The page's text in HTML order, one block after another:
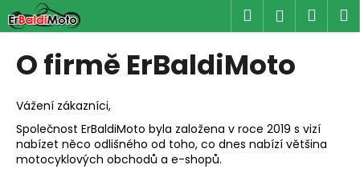
na
obsah
Hledat
O firmě ErBaldiMoto
Vážení zákazníci,
Společnost ErBaldiMoto byla založena v roce 2019 s vizí
nabízet něco odlišného od toho, co dnes nabízí většina
motocyklových obchodů a e-shopů.
K
o
o
p
o
t